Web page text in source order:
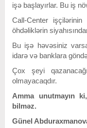
işə başlayırlar. Bu iş
Call-Center işçilərinin
öhdəliklərin
Bu işə həvəsiniz
idarə və banklara
Çox şeyi
olmayacaqdır.
Amma unutmayın
bilməz.
Günel